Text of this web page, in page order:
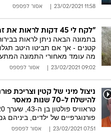
11:58 23/02/2021 אסור לפספס
"לקח לי 45 דקות לראות את זה": תמונת הויסקי שהטריפה את הרשת
בתמונה הבאה ניתן לראות
קטנים - אך אם תביטו היטב
מה עומד מאחורי התמונה
09:02 23/02/2021 אסור לפספס
להישלח ל-70 שנות מאסר
פורנוגרפיים של ילדים, ביניהם
07:51 23/02/2021 אסור לפספס